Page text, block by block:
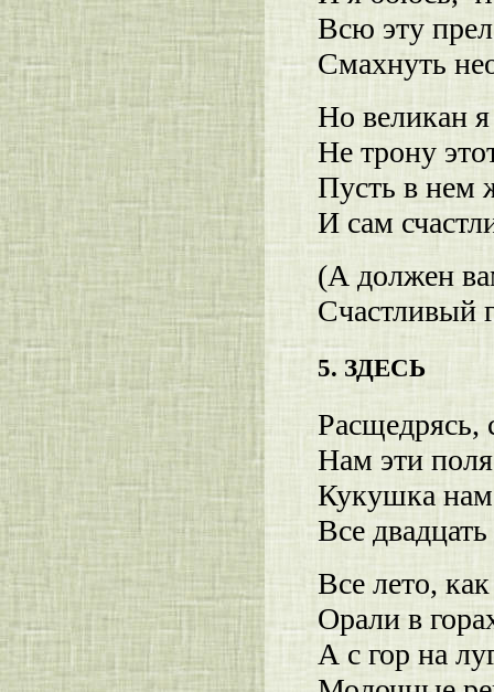
Всю эту
Смахнуть
Но великан
Не трону
Пусть в нем
И сам
(А должен
Счастливый
5. ЗДЕСЬ
Расщедрясь,
Нам эти
Кукушка нам
Все
Все лето,
Орали в
А с гор на